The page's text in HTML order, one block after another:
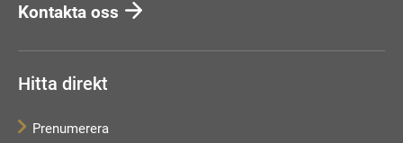
Kontakta oss
Hitta direkt
Prenumerera